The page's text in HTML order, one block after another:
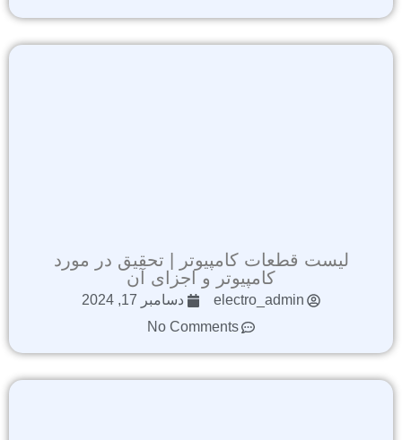
لیست قطعات کامپیوتر | تحقیق در مورد
کامپیوتر و اجزای آن
electro_admin
دسامبر 17, 2024
No Comments